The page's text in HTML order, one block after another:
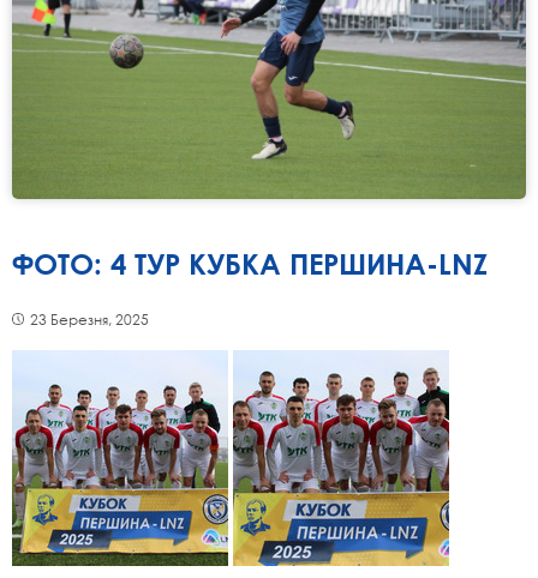
ФОТО: 4 ТУР КУБКА ПЕРШИНА-LNZ
23 Березня, 2025